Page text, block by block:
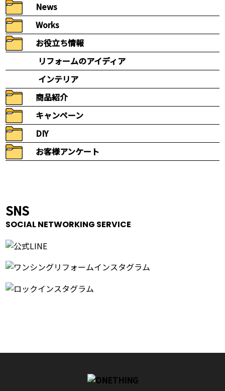
News
Works
お役立ち情報
リフォームのアイディア
インテリア
商品紹介
キャンペーン
DIY
お客様アンケート
SNS
SOCIAL NETWORKING SERVICE